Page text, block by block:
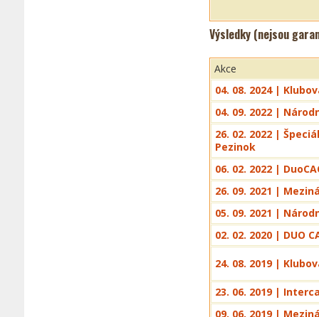
Výsledky (nejsou
Akce
04. 08. 2024 |
04. 09. 2022 |
26. 02. 2022 |
Pezinok
06. 02. 2022 |
26. 09. 2021 |
05. 09. 2021 |
02. 02. 2020 | DUO
24. 08. 2019 |
23. 06. 2019 |
09. 06. 2019 |